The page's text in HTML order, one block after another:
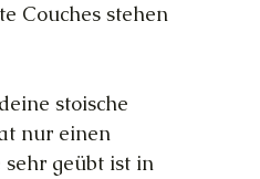
Couches stehen
stoische
nur einen
geübt ist in